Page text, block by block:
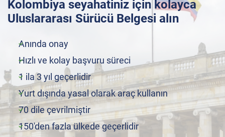
Kolombiya seyahatiniz için kolayca
Uluslararası Sürücü Belgesi alın
Anında onay
Hızlı ve kolay başvuru süreci
1 ila 3 yıl geçerlidir
Yurt dışında yasal olarak araç kullanın
70 dile çevrilmiştir
150'den fazla ülkede geçerlidir